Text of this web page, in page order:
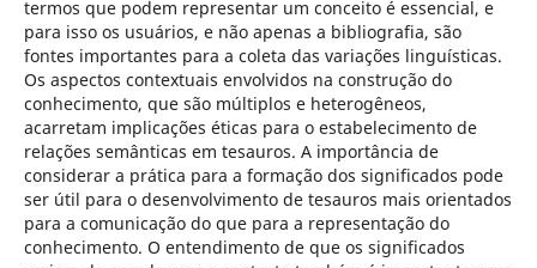
termos que podem representar um conceito é essencial, e
para isso os usuários, e não apenas a bibliografia, são
fontes importantes para a coleta das variações linguísticas.
Os aspectos contextuais envolvidos na construção do
conhecimento, que são múltiplos e heterogêneos,
acarretam implicações éticas para o estabelecimento de
relações semânticas em tesauros. A importância de
considerar a prática para a formação dos significados pode
ser útil para o desenvolvimento de tesauros mais orientados
para a comunicação do que para a representação do
conhecimento. O entendimento de que os significados